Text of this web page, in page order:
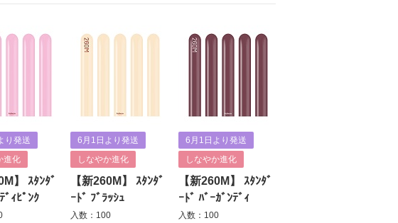
り発送
進化
】 ｽﾀﾝﾀﾞ
ﾞｨﾋﾟﾝｸ
6月1日より発送
しなやか進化
【新260M】 ｽﾀﾝﾀﾞ
ｰﾄﾞ ﾌﾞﾗｯｼｭ
入数：100
6月1日より発送
しなやか進化
【新260M】 ｽﾀﾝﾀﾞ
ｰﾄﾞ ﾊﾞｰｶﾞﾝﾃﾞｨ
入数：100